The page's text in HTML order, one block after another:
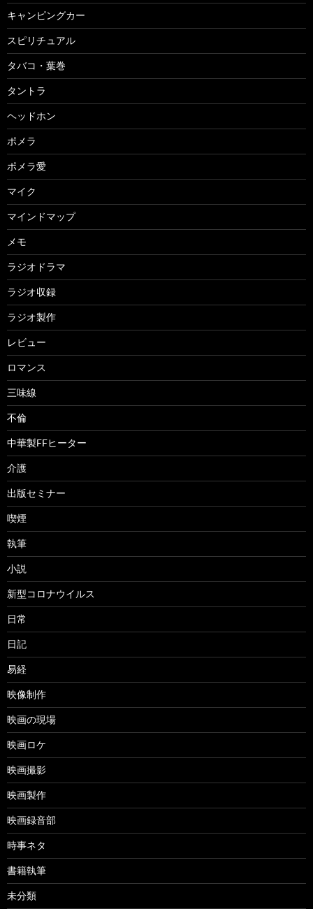
キャンピングカー
スピリチュアル
タバコ・葉巻
タントラ
ヘッドホン
ポメラ
ポメラ愛
マイク
マインドマップ
メモ
ラジオドラマ
ラジオ収録
ラジオ製作
レビュー
ロマンス
三味線
不倫
中華製FFヒーター
介護
出版セミナー
喫煙
執筆
小説
新型コロナウイルス
日常
日記
易経
映像制作
映画の現場
映画ロケ
映画撮影
映画製作
映画録音部
時事ネタ
書籍執筆
未分類